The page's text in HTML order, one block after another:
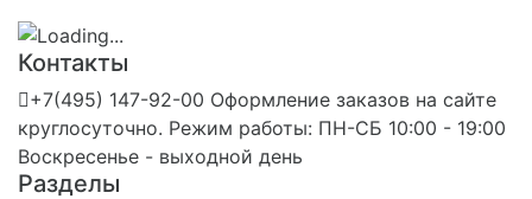
Контакты
+7(495) 147-92-00 Оформление заказов на сайте
круглосуточно. Режим работы: ПН-СБ 10:00 - 19:00
Воскресенье - выходной день
Разделы